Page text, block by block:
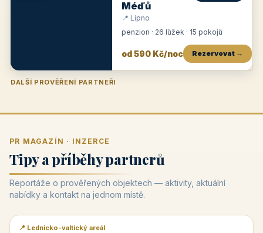
Méďů
📍 Lipno
penzion · 26 lůžek · 15 pokojů
od 590 Kč/noc Rezervovat →
DALŠÍ PROVĚŘENÍ PARTNEŘI
Penzion U Zámku Pension Faber
PR MAGAZÍN · INZERCE
Tipy a příběhy partnerů
Reportáže o prověřených objektech — aktivity, aktuální
nabídky a kontakt na jednom místě.
📰 PR článek
📍 Lednicko-valtický areál